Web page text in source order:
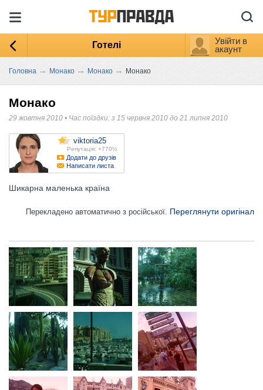
Готелі
Увійти в
акаунт
Головна → Монако → Монако → Монако
Монако
29 жовтня 2010 • Час поїздки: з 15 червня 2010 до 21 липня 2010
viktoria25
Репутація: +770½
Додати до друзів
Написати листа
Шикарна маленька країна
Перекладено автоматично з російської. Переглянути оригінал